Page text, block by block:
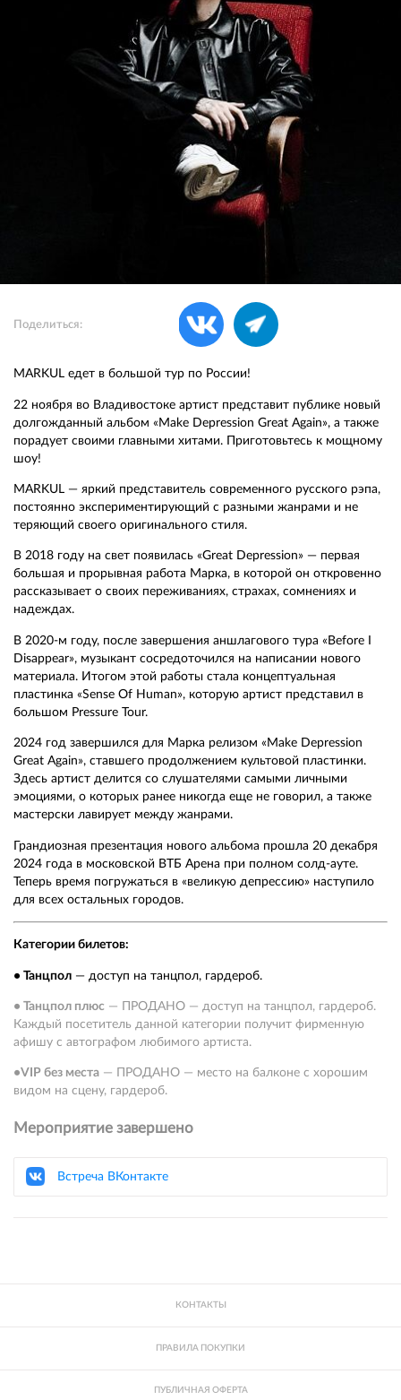
Поделиться:
MARKUL едет в большой тур по России!
22 ноября во Владивостоке артист представит публике новый
долгожданный альбом «Make Depression Great Again», а также
порадует своими главными хитами. Приготовьтесь к мощному
шоу!
MARKUL — яркий представитель современного русского рэпа,
постоянно экспериментирующий с разными жанрами и не
теряющий своего оригинального стиля.
В 2018 году на свет появилась «Great Depression» — первая
большая и прорывная работа Марка, в которой он откровенно
рассказывает о своих переживаниях, страхах, сомнениях и
надеждах.
В 2020-м году, после завершения аншлагового тура «Before I
Disappear», музыкант сосредоточился на написании нового
материала. Итогом этой работы стала концептуальная
пластинка «Sense Of Human», которую артист представил в
большом Pressure Tour.
2024 год завершился для Марка релизом «Make Depression
Great Again», ставшего продолжением культовой пластинки.
Здесь артист делится со слушателями самыми личными
эмоциями, о которых ранее никогда еще не говорил, а также
мастерски лавирует между жанрами.
Грандиозная презентация нового альбома прошла 20 декабря
2024 года в московской ВТБ Арена при полном солд-ауте.
Теперь время погружаться в «великую депрессию» наступило
для всех остальных городов.
Категории билетов:
• Танцпол — доступ на танцпол, гардероб.
• Танцпол плюс — ПРОДАНО — доступ на танцпол, гардероб.
Каждый посетитель данной категории получит фирменную
афишу с автографом любимого артиста.
•VIP без места — ПРОДАНО — место на балконе с хорошим
видом на сцену, гардероб.
Мероприятие завершено
Встреча ВКонтакте
КОНТАКТЫ
ПРАВИЛА ПОКУПКИ
ПУБЛИЧНАЯ ОФЕРТА